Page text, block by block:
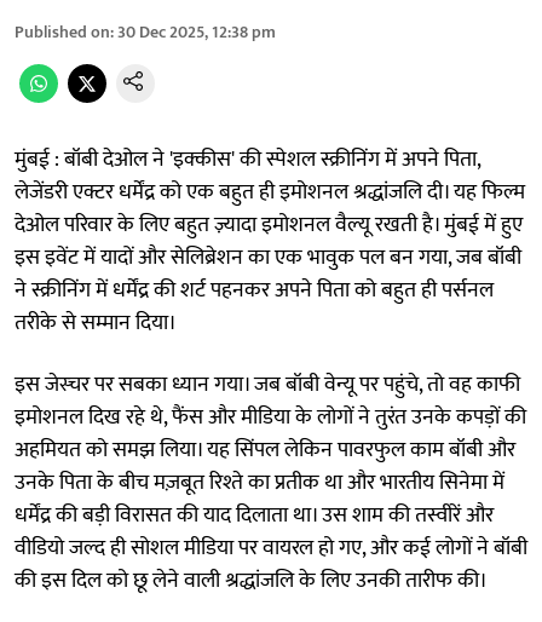
Published on:30 Dec 2025, 12:38 pm
मुंबई : बॉबी देओल ने 'इक्कीस' की स्पेशल स्क्रीनिंग में अपने पिता,
लेजेंडरी एक्टर धर्मेंद्र को एक बहुत ही इमोशनल श्रद्धांजलि दी। यह फिल्म
देओल परिवार के लिए बहुत ज़्यादा इमोशनल वैल्यू रखती है। मुंबई में हुए
इस इवेंट में यादों और सेलिब्रेशन का एक भावुक पल बन गया, जब बॉबी
ने स्क्रीनिंग में धर्मेंद्र की शर्ट पहनकर अपने पिता को बहुत ही पर्सनल
तरीके से सम्मान दिया।
इस जेस्चर पर सबका ध्यान गया। जब बॉबी वेन्यू पर पहुंचे, तो वह काफी
इमोशनल दिख रहे थे, फैंस और मीडिया के लोगों ने तुरंत उनके कपड़ों की
अहमियत को समझ लिया। यह सिंपल लेकिन पावरफुल काम बॉबी और
उनके पिता के बीच मज़बूत रिश्ते का प्रतीक था और भारतीय सिनेमा में
धर्मेंद्र की बड़ी विरासत की याद दिलाता था। उस शाम की तस्वीरें और
वीडियो जल्द ही सोशल मीडिया पर वायरल हो गए, और कई लोगों ने बॉबी
की इस दिल को छू लेने वाली श्रद्धांजलि के लिए उनकी तारीफ की।